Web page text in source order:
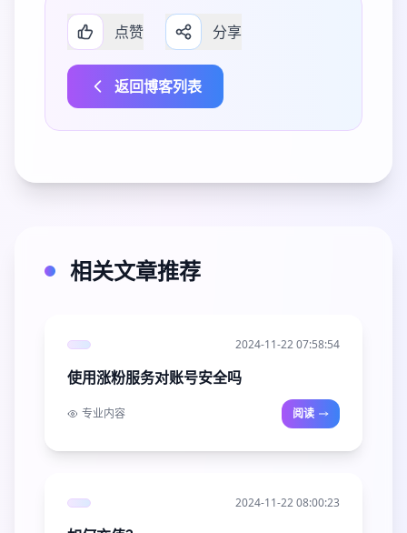
点赞 分享
返回博客列表
相关文章推荐
2024-11-22 07:58:54
使用涨粉服务对账号安全吗
专业内容 阅读
2024-11-22 08:00:23